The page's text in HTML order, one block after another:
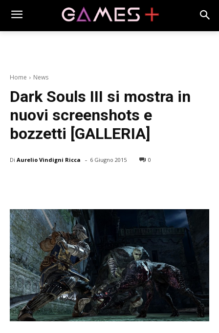
Home News
Dark Souls III si mostra in
nuovi screenshots e
bozzetti [GALLERIA]
Di Aurelio Vindigni Ricca - 6 Giugno 2015 0